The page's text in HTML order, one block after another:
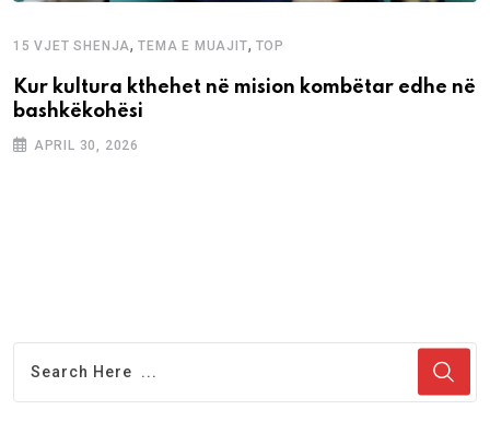
15 VJET SHENJA,TEMA E MUAJIT, TOP
Kur kultura kthehet në mision kombëtar edhe në
bashkëkohësi
APRIL 30, 2026